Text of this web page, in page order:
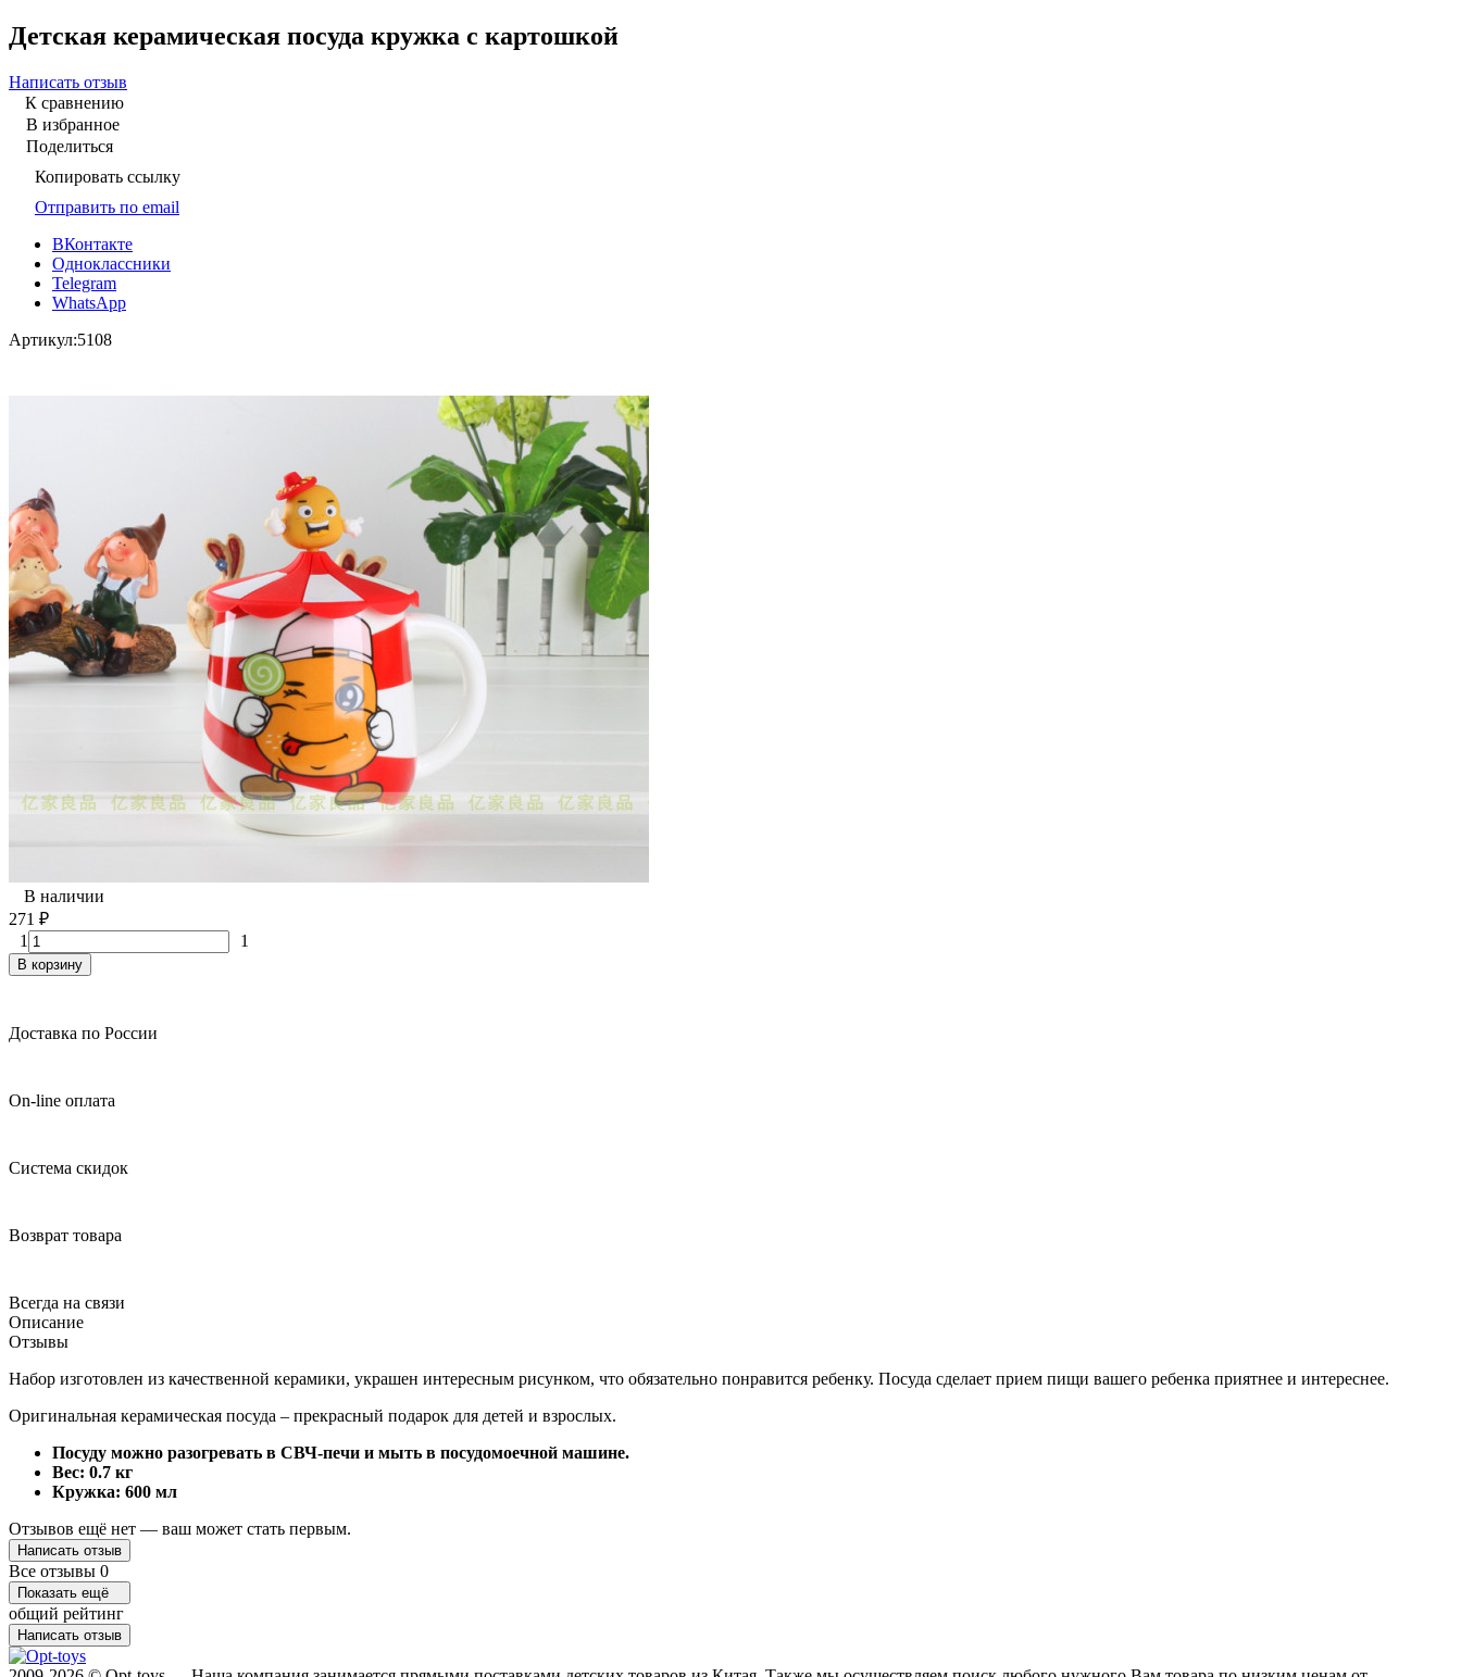
Детская керамическая посуда кружка с картошкой
Написать отзыв
К сравнению
В избранное
Поделиться
Копировать ссылку
Отправить по email
ВКонтакте
Одноклассники
Telegram
WhatsApp
Артикул:5108
В наличии
271 ₽
1
1
В корзину
Доставка по России
On-line оплата
Система скидок
Возврат товара
Всегда на связи
Описание
Отзывы
Набор изготовлен из качественной керамики, украшен интересным рисунком, что обязательно понравится ребенку. Посуда сделает прием пищи вашего ребенка приятнее и интереснее.
Оригинальная керамическая посуда – прекрасный подарок для детей и взрослых.
Посуду можно разогревать в СВЧ-печи и мыть в посудомоечной машине.
Вес: 0.7 кг
Кружка: 600 мл
Отзывов ещё нет — ваш может стать первым.
Написать отзыв
Все отзывы 0
Показать ещё
общий рейтинг
Написать отзыв